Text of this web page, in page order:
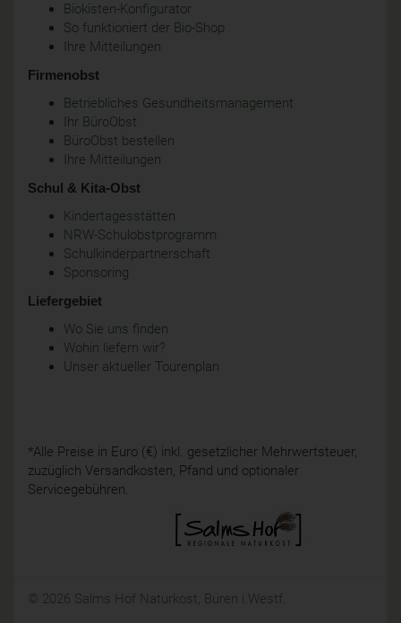
Biokisten-Konfigurator
So funktioniert der Bio-Shop
Ihre Mitteilungen
Firmenobst
Betriebliches Gesundheitsmanagement
Ihr BüroObst
BüroObst bestellen
Ihre Mitteilungen
Schul & Kita-Obst
Kindertagesstätten
NRW-Schulobstprogramm
Schulkinderpartnerschaft
Sponsoring
Liefergebiet
Wo Sie uns finden
Wohin liefern wir?
Unser aktueller Tourenplan
*Alle Preise in Euro (€) inkl. gesetzlicher Mehrwertsteuer,
zuzüglich Versandkosten, Pfand und optionaler
Servicegebühren.
© 2026 Salms Hof Naturkost, Büren i.Westf.